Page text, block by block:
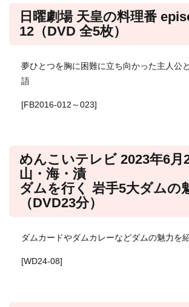
日曜劇場 天皇の料理番
12（DVD 全5枚）
夢ひとつを胸に困難に立ち向かった主人公
語
[FB2016-012～023]
めんこいテレビ 2023年6月
山・海・漬
ダムを行く 岩手5大ダムの
（DVD23分）
ダムカードやダムカレーなどダムの魅力を
[WD24-08]